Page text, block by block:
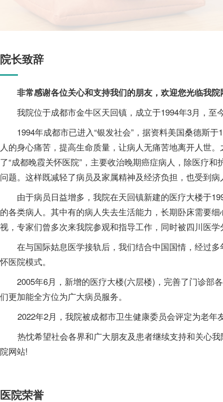
院长致辞
非常感谢各位关心和支持我们的朋友，欢迎您光临我院
我院位于成都市金牛区天回镇，成立于1994年3月，至
1994年成都市已进入“银发社会”，据资料美国桑德斯于
人的身心痛苦，提高生命质量，让病人无痛苦地离开人世
了“成都晚霞关怀医院”，主要收治晚期癌症病人，除医疗
问题。这样既减轻了病员及家属精神及经济负担，也受到
由于病员日益增多，我院在天回镇新建的医疗大楼于
的各类病人。其中有的病人失去生活能力，长期卧床需要
视，专家们曾多次来我院参观和指导工作，同时被四川医
在与国际姑息医学接轨后，我们结合中国国情，经过多
怀医院模式。
2005年6月，新增的医疗大楼(六层楼)，完善了门诊部
们更加能全方位为广大病员服务。
2022年2月，我院被成都市卫生健康委员会评定为老年
热忱希望社会各界和广大朋友及患者继续支持和关心我
院网站!
医院荣誉